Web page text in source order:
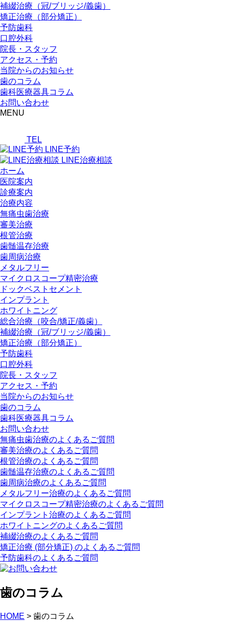
補綴治療（冠/ブリッジ/義歯）
矯正治療（部分矯正）
予防歯科
口腔外科
院長・スタッフ
アクセス・予約
当院からのお知らせ
歯のコラム
歯科医療器具コラム
お問い合わせ
MENU
TEL
LINE予約
LINE治療相談
ホーム
医院案内
診療案内
治療内容
無痛虫歯治療
審美治療
根管治療
歯髄温存治療
歯周病治療
メタルフリー
マイクロスコープ精密治療
ドックベストセメント
インプラント
ホワイトニング
総合治療（咬合/矯正/義歯）
補綴治療（冠/ブリッジ/義歯）
矯正治療（部分矯正）
予防歯科
口腔外科
院長・スタッフ
アクセス・予約
当院からのお知らせ
歯のコラム
歯科医療器具コラム
お問い合わせ
無痛虫歯治療のよくあるご質問
審美治療のよくあるご質問
根管治療のよくあるご質問
歯髄温存治療のよくあるご質問
歯周病治療のよくあるご質問
メタルフリー治療のよくあるご質問
マイクロスコープ精密治療のよくあるご質問
インプラント治療のよくあるご質問
ホワイトニングのよくあるご質問
補綴治療のよくあるご質問
矯正治療 (部分矯正) のよくあるご質問
予防歯科のよくあるご質問
歯のコラム
HOME > 歯のコラム